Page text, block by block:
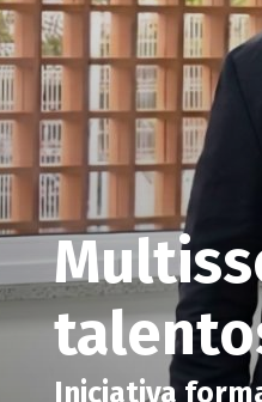
Iniciativa